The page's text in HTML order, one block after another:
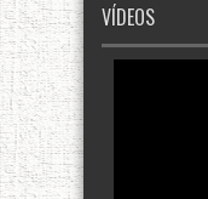
VÍDEOS